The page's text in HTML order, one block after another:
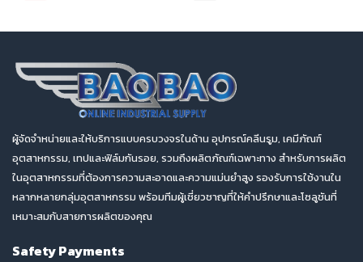
ผู้จัดจำหน่ายและให้บริการแบบครบวงจรในด้าน อุปกรณ์คลีนรูม, เคมีภัณฑ์
อุตสาหกรรม, เทปและฟิล์มกันรอย, รวมถึงผลิตภัณฑ์เฉพาะทาง สำหรับการผลิต
ในอุตสาหกรรมที่ต้องการความสะอาดและความแม่นยำสูง รองรับการใช้งานใน
หลากหลายกลุ่มอุตสาหกรรม พร้อมทีมผู้เชี่ยวชาญที่ให้คำปรึกษาและโซลูชันที่
เหมาะสมกับสายการผลิตของคุณ
Safety Payments